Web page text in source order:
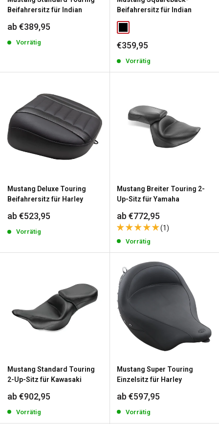
Beifahrersitz für Indian
Sonderpreis
ab €389,95
Vorrätig
Beifahrersitz für Indian
Sonderpreis
€359,95
Vorrätig
Mustang Deluxe Touring
Beifahrersitz für Harley
Sonderpreis
ab €523,95
Vorrätig
Mustang Breiter Touring 2-
Up-Sitz für Yamaha
Sonderpreis
ab €772,95
(1)
Vorrätig
Mustang Standard Touring
2-Up-Sitz für Kawasaki
Sonderpreis
ab €902,95
Vorrätig
Mustang Super Touring
Einzelsitz für Harley
Sonderpreis
ab €597,95
Vorrätig